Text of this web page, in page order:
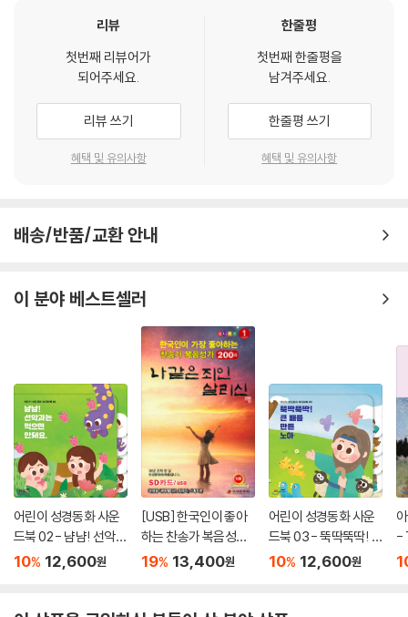
7. 사랑한다 말하시네 He Knows My Suffering (김소현 이명신 작사,작
8. 우리가 넉넉히 이기느니라 More Than Conquerors (조유진 작사,작
9. 주님 그 사랑 감사해 Thank You For Loving Me (Tommy Walker
작사, 작곡)
10. 나 이 길을 걷네 I Walk This Way With Jesus (강슬기 박기범 작사 ,
어노인팅 예배캠프 2023 LIVE chapter 2
SONG LIST
2. 주는 하늘 높이 Lifted High (박기범 작사, 이민성 작곡)
3. 빛으로 비추시네 Shine Your Light (최성애 작사, 조성민 작곡)
4. 어둔 날 다 지나고 After Dark Days (박은총 작사, 작곡)w
5. 나의 하나님 My Lord, My God (박우정 작사, 작곡)
6. 진리 The Truth (강명식 작사, 작곡)
7. 나는 자유해 I Am Free (Jon Egan 작사, 작곡)
8. 주를 앙모하는 자 Wait Upon The Lord (작자미상)
9. 우리의 힘은 The Joy Of The Lord Is Our Strength (강명식 작사,
작곡)
10. 하늘 소망 Overflow (민호기 작사, 작곡)
CREDIT
EXECUTIVEPRODUCER | 박기범
리뷰
첫번째 리뷰어가
되어주세요.
리뷰 쓰기
혜택 및 유의사항
한줄평
첫번째 한줄평을
남겨주세요.
한줄평 쓰기
혜택 및 유의사항
배송/반품/교환 안내
이 분야 베스트셀러
어린이 성경동화 사운
드북 02 - 냠냠! 선악과
는 먹으면 안돼요
10% 12,600원
[USB] 한국인이 좋아
하는 찬송가 복음성가
200곡 1집 - 나같은 죄
19% 13,400원
어린이 성경동화 사운
드북 03 - 뚝딱뚝딱! 큰
배를 만든 노아
10% 12,600원
-